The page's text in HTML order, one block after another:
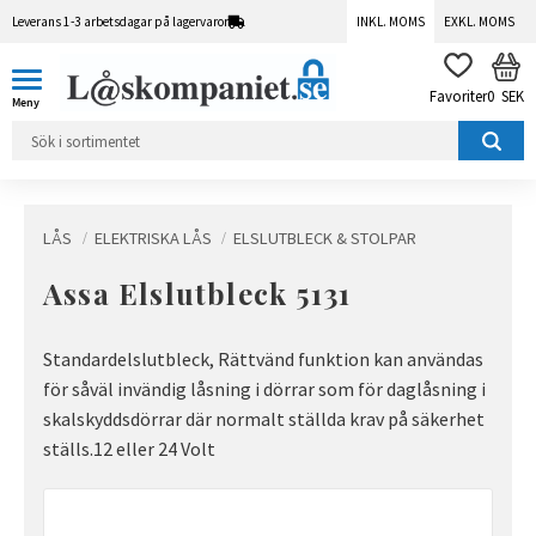
Leverans 1-3 arbetsdagar på lagervaror INKL. MOMS EXKL. MOMS
FAVORITER
0 SEK
LÅS ELEKTRISKA LÅS ELSLUTBLECK & STOLPAR
Assa Elslutbleck 5131
Standardelslutbleck, Rättvänd funktion kan användas
för såväl invändig låsning i dörrar som för daglåsning i
skalskyddsdörrar där normalt ställda krav på säkerhet
ställs.12 eller 24 Volt